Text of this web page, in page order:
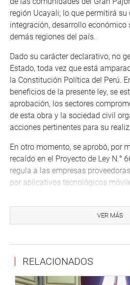
región Ucayali; lo que permitirá
integración, desarrollo económico
demás regiones del país.
Dado su carácter declarativo, no
Estado, toda vez que está
la Constitución Política del Perú.
beneficios de la presente ley, se
aprobación, los sectores
de esta obra y la sociedad civil
acciones pertinentes para su
En otro momento, se aprobó, por
recaído en el Proyecto de Ley N.°
regula a las empresas
por aplicativos tecnológicos
Hurtado (AP), la cual también
nacional con la finalidad de
Asimismo, la propuesta sería
cumplimiento para todas las
servicios de taxis por aplicativos
VER MÁS
RELACIONADOS